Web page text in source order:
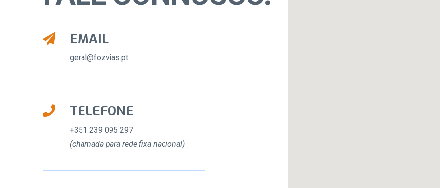
EMAIL
geral@fozvias.pt
TELEFONE
+351 239 095 297
(chamada para rede fixa nacional)